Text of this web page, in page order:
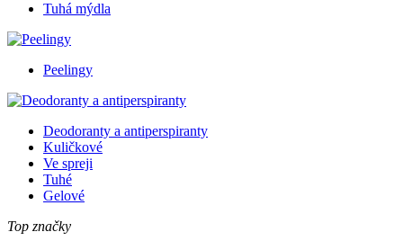
Tuhá mýdla
Peelingy
Deodoranty a antiperspiranty
Kuličkové
Ve spreji
Tuhé
Gelové
Top značky